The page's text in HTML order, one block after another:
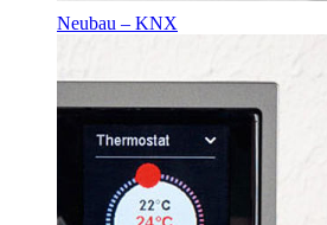
Neubau – KNX